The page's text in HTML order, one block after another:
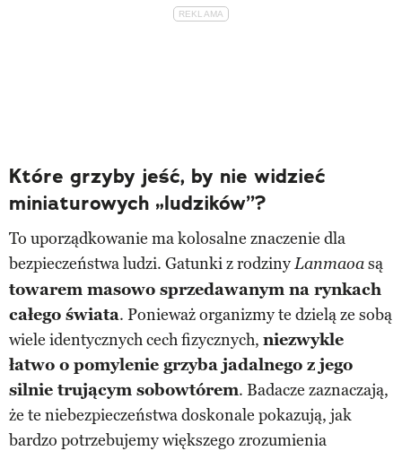
Które grzyby jeść, by nie widzieć
miniaturowych „ludzików”?
To uporządkowanie ma kolosalne znaczenie dla
bezpieczeństwa ludzi. Gatunki z rodzinyLanmaoasą
towarem masowo sprzedawanym na rynkach
całego świata. Ponieważ organizmy te dzielą ze sobą
wiele identycznych cech fizycznych, niezwykle
łatwo o pomylenie grzyba jadalnego z jego
silnie trującym sobowtórem. Badacze zaznaczają,
że te niebezpieczeństwa doskonale pokazują, jak
bardzo potrzebujemy większego zrozumienia